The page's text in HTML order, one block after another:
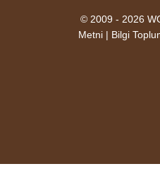
© 2009 - 2026
Metni | Bilgi